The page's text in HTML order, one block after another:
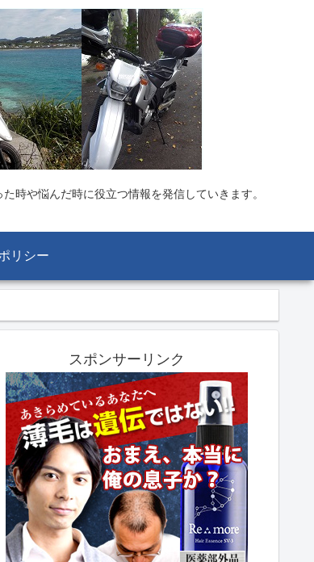
時や悩んだ時に役立つ情報を発信していきます。
リシー
スポンサーリンク